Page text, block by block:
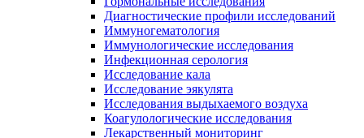
Диагностические профили исследований
Иммуногематология
Иммунологические исследования
Инфекционная серология
Исследование кала
Исследование эякулята
Исследования выдыхаемого воздуха
Коагулологические исследования
Лекарственный мониторинг